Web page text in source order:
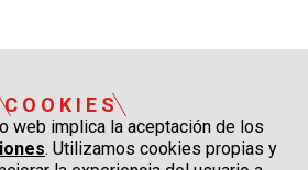
COOKIES
web implica la aceptación de los
. Utilizamos cookies propias y